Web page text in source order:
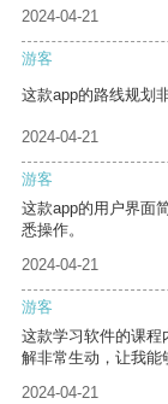
2024-04-21
游客
这款app的路线规划
2024-04-21
游客
这款app的用户界面
悉操作。
2024-04-21
游客
这款学习软件的课程
解非常生动，让我能
2024-04-21